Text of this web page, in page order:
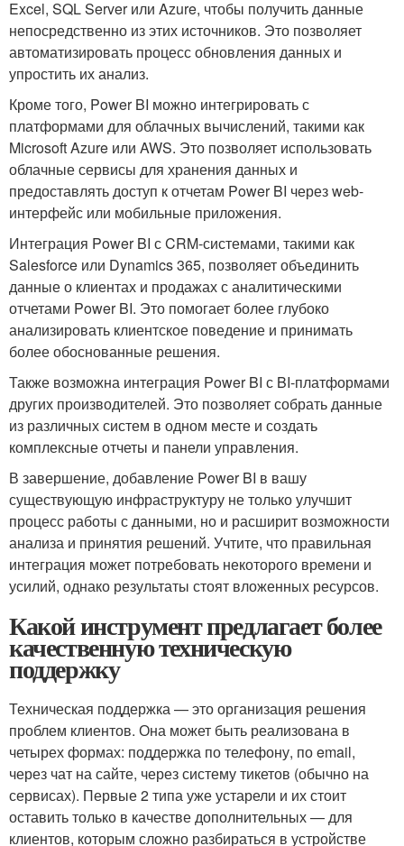
Excel, SQL Server или Azure, чтобы получить данные
непосредственно из этих источников. Это позволяет
автоматизировать процесс обновления данных и
упростить их анализ.
Кроме того, Power BI можно интегрировать с
платформами для облачных вычислений, такими как
Microsoft Azure или AWS. Это позволяет использовать
облачные сервисы для хранения данных и
предоставлять доступ к отчетам Power BI через web-
интерфейс или мобильные приложения.
Интеграция Power BI с CRM-системами, такими как
Salesforce или Dynamics 365, позволяет объединить
данные о клиентах и продажах с аналитическими
отчетами Power BI. Это помогает более глубоко
анализировать клиентское поведение и принимать
более обоснованные решения.
Также возможна интеграция Power BI с BI-платформами
других производителей. Это позволяет собрать данные
из различных систем в одном месте и создать
комплексные отчеты и панели управления.
В завершение, добавление Power BI в вашу
существующую инфраструктуру не только улучшит
процесс работы с данными, но и расширит возможности
анализа и принятия решений. Учтите, что правильная
интеграция может потребовать некоторого времени и
усилий, однако результаты стоят вложенных ресурсов.
Какой инструмент предлагает более
качественную техническую
поддержку
Техническая поддержка — это организация решения
проблем клиентов. Она может быть реализована в
четырех формах: поддержка по телефону, по email,
через чат на сайте, через систему тикетов (обычно на
сервисах). Первые 2 типа уже устарели и их стоит
оставить только в качестве дополнительных — для
клиентов, которым сложно разбираться в устройстве